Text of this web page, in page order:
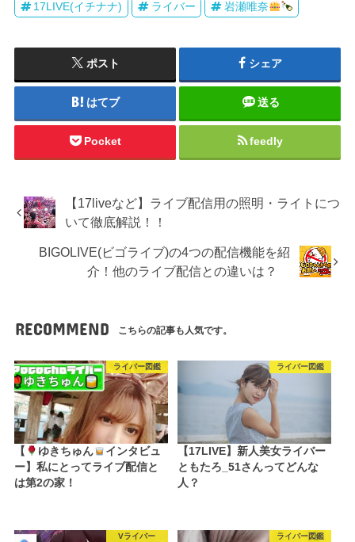
17LIVE(イチナナ) ライバー 岩瀬唯奈
ポスト シェア
はてブ 送る
Pocket feedly
【17liveなど】ライブ配信用の照明・ライトにつ
いて徹底解説！！
BIGOLIVE(ビゴライブ)の4つの配信機能を紹
介！他のライブ配信との違いは？
RECOMMEND こちらの記事も人気です。
ライバー図鑑
【 ゆきちゅん
インタビュ
ー】私にとってライブ配信と
は第2の家！
ライバー図鑑
【17LIVE】新人美女ライバー
ともたろ_51さんってどんな
人？
Vライバー ライバー図鑑